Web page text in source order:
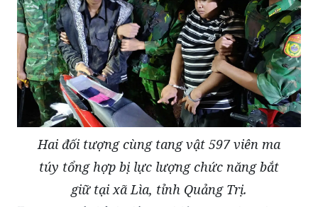
Hai đối tượng cùng tang vật 597 viên ma
túy tổng hợp bị lực lượng chức năng bắt
giữ tại xã Lìa, tỉnh Quảng Trị.
Trong quá trình làm nhiệm vụ, lực lượng
chức năng phát hiện, bắt quả tang Khánh và